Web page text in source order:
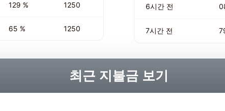
129 % 1250
65 % 1250
6시간 전
7시간 전
최근 지불금 보기